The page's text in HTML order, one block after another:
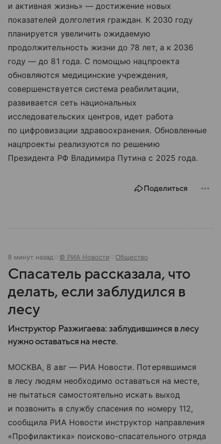
и активная жизнь» — достижение новых
показателей долголетия граждан. К 2030 году
планируется увеличить ожидаемую
продолжительность жизни до 78 лет, а к 2036
году — до 81 года. С помощью нацпроекта
обновляются медицинские учреждения,
совершенствуется система реабилитации,
развивается сеть национальных
исследовательских центров, идет работа
по цифровизации здравоохранения. Обновленные
нацпроекты реализуются по решению
Президента РФ Владимира Путина с 2025 года.
Поделиться
8 минут назад © РИА Новости Общество
Спасатель рассказала, что
делать, если заблудился в
лесу
Инструктор Разжигаева: заблудившимся в лесу
нужно оставаться на месте.
МОСКВА, 8 авг — РИА Новости. Потерявшимся
в лесу людям необходимо оставаться на месте,
не пытаться самостоятельно искать выход
и позвонить в службу спасения по номеру 112,
сообщила РИА Новости инструктор направления
«Профилактика» поисково-спасательного отряда